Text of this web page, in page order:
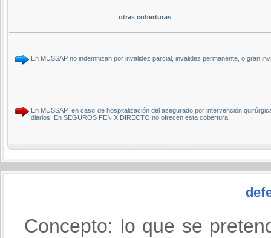
otras coberturas
En MUSSAP no indemnizan por invalidez parcial, invalidez permanente, o gran
En MUSSAP en caso de hospitalización del asegurado por intervención
diarios. En SEGUROS FENIX DIRECTO no ofrecen esta cobertura.
Concepto: lo que se